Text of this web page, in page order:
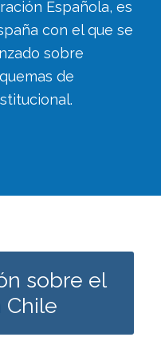
Española, es
con el que se
sobre
de
sobre el
Chile